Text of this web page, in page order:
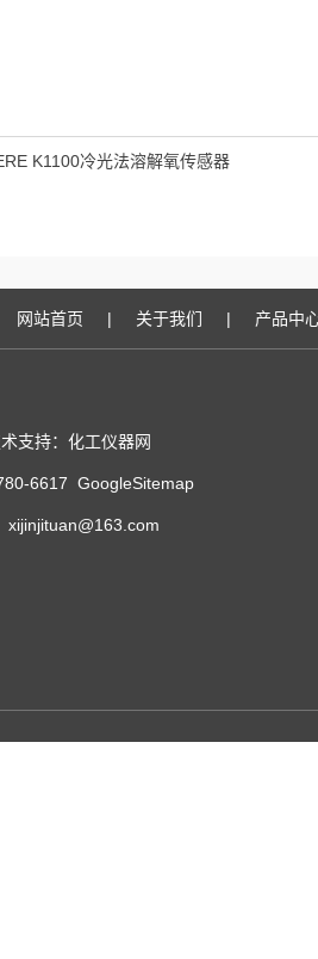
K1100冷光法溶解氧传感器
网站首页 | 关于我们 | 产品中
支持：化工仪器网
6617 GoogleSitemap